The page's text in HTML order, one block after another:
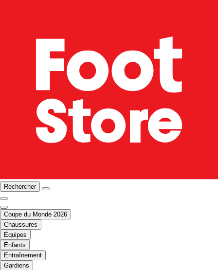
Rechercher
Coupe du Monde 2026
Chaussures
Équipes
Enfants
Entraînement
Gardiens